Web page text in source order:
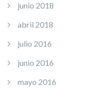
junio 2018
abril 2018
julio 2016
junio 2016
mayo 2016